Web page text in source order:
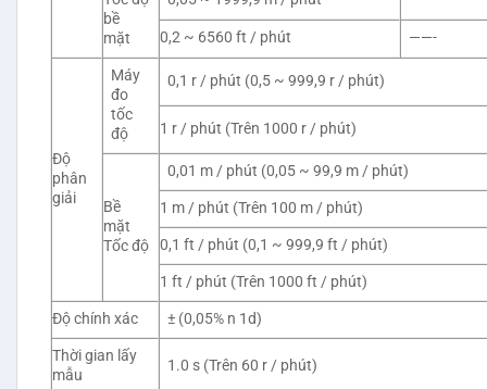
bề
mặt
0,2 ~ 6560 ft / phút ——-
Độ
phân
giải
Máy
đo
tốc
độ
0,1 r / phút (0,5 ~ 999,9 r / phút)
1 r / phút (Trên 1000 r / phút)
Bề
mặt
Tốc độ
0,01 m / phút (0,05 ~ 99,9 m / phút)
1 m / phút (Trên 100 m / phút)
0,1 ft / phút (0,1 ~ 999,9 ft / phút)
1 ft / phút (Trên 1000 ft / phút)
Độ chính xác
± (0,05% n 1d)
Thời gian lấy
mẫu
1.0 s (Trên 60 r / phút)